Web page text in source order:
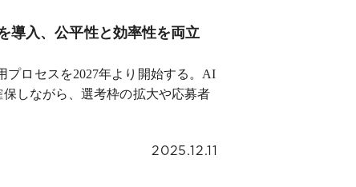
導入、公平性と効率性を両立
プロセスを2027年より開始する。AI
しながら、選考枠の拡大や応募者
2025.12.11